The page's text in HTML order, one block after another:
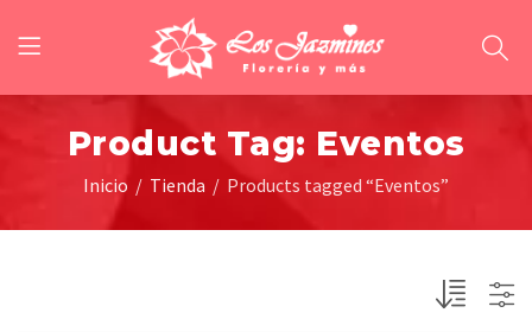
Product Tag: Eventos
Inicio Tienda Products tagged “Eventos”